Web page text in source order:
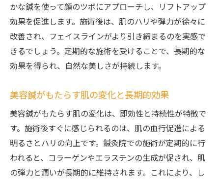
かな鍼を使って顔のツボにアプローチし、リフトアップ
効果を促進します。施術後は、肌のハリや弾力が徐々に
改善され、フェイスラインがより引き締まるのを実感で
きるでしょう。定期的な施術を受けることで、長期的な
効果を得られ、自然な美しさが持続します。
美容鍼がもたらす肌の変化と長期的効果
美容鍼がもたらす肌の変化は、即効性と持続性が特徴で
す。施術後すぐに感じられるのは、肌の血行促進による
明るさとハリの向上です。鍼灸院での施術が定期的に行
われると、コラーゲンやエラスチンの生成が促され、肌
の弾力と潤いが長期的に維持されます。これにより、し